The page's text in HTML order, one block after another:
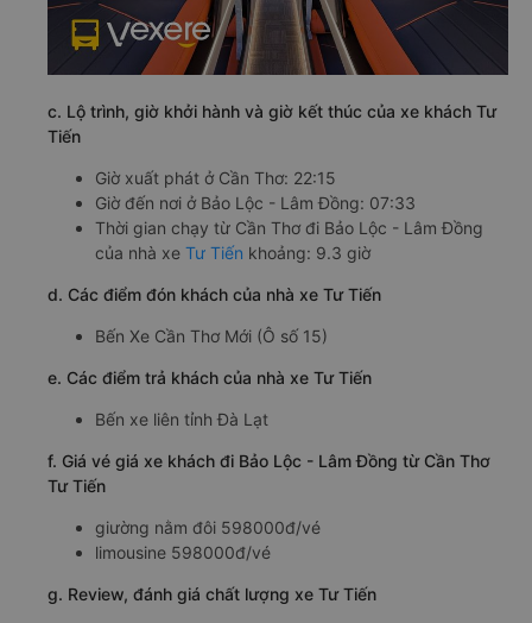
c. Lộ trình, giờ khởi hành và giờ kết thúc của xe khách Tư
Tiến
Giờ xuất phát ở Cần Thơ: 22:15
Giờ đến nơi ở Bảo Lộc - Lâm Đồng: 07:33
Thời gian chạy từ Cần Thơ đi Bảo Lộc - Lâm Đồng
của nhà xe Tư Tiến khoảng: 9.3 giờ
d. Các điểm đón khách của nhà xe Tư Tiến
Bến Xe Cần Thơ Mới (Ô số 15)
e. Các điểm trả khách của nhà xe Tư Tiến
Bến xe liên tỉnh Đà Lạt
f. Giá vé giá xe khách đi Bảo Lộc - Lâm Đồng từ Cần Thơ
Tư Tiến
giường nằm đôi 598000đ/vé
limousine 598000đ/vé
g. Review, đánh giá chất lượng xe Tư Tiến